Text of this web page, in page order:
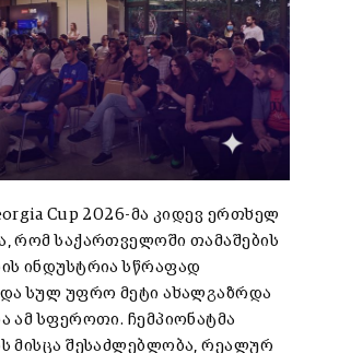
Cup 2026-მა კიდევ ერთხელ
რომ საქართველოში თამაშების
ინდუსტრია სწრაფად
სულ უფრო მეტი ახალგაზრდა
ამ სფეროთი. ჩემპიონატმა
მისცა შესაძლებლობა, რეალურ